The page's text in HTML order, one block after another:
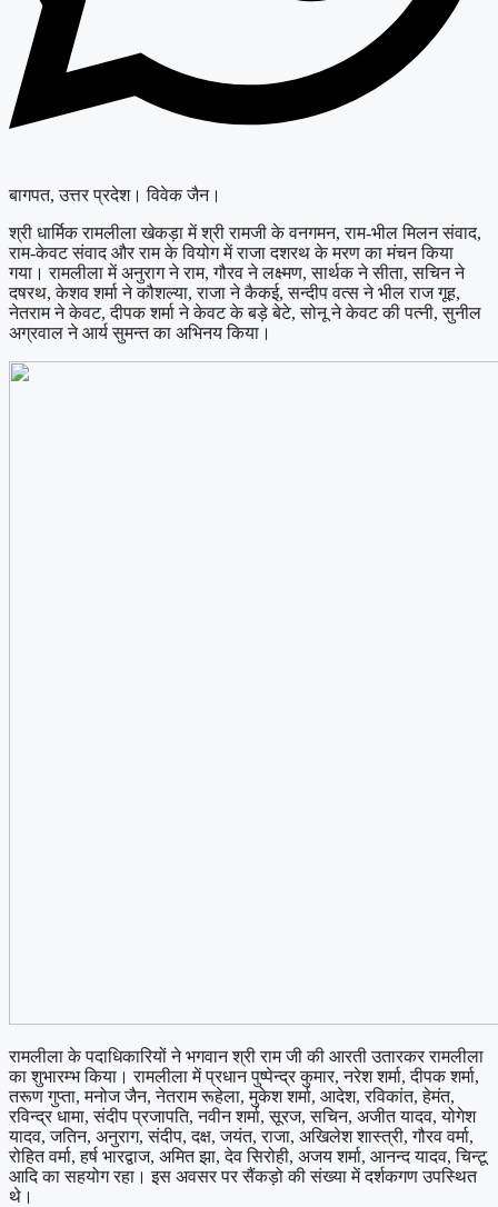
बागपत, उत्तर प्रदेश। विवेक जैन।
श्री धार्मिक रामलीला खेकड़ा में श्री रामजी के वनगमन, राम-भील मिलन संवाद,
राम-केवट संवाद और राम के वियोग में राजा दशरथ के मरण का मंचन किया
गया। रामलीला में अनुराग ने राम, गौरव ने लक्ष्मण, सार्थक ने सीता, सचिन ने
दषरथ, केशव शर्मा ने कौशल्या, राजा ने कैकई, सन्दीप वत्स ने भील राज गूह,
नेतराम ने केवट, दीपक शर्मा ने केवट के बड़े बेटे, सोनू ने केवट की पत्नी, सुनील
अग्रवाल ने आर्य सुमन्त का अभिनय किया।
रामलीला के पदाधिकारियों ने भगवान श्री राम जी की आरती उतारकर रामलीला
का शुभारम्भ किया। रामलीला में प्रधान पुष्पेन्द्र कुमार, नरेश शर्मा, दीपक शर्मा,
तरूण गुप्ता, मनोज जैन, नेतराम रूहेला, मुकेश शर्मा, आदेश, रविकांत, हेमंत,
रविन्द्र धामा, संदीप प्रजापति, नवीन शर्मा, सूरज, सचिन, अजीत यादव, योगेश
यादव, जतिन, अनुराग, संदीप, दक्ष, जयंत, राजा, अखिलेश शास्त्री, गौरव वर्मा,
रोहित वर्मा, हर्ष भारद्वाज, अमित झा, देव सिरोही, अजय शर्मा, आनन्द यादव, चिन्टू
आदि का सहयोग रहा। इस अवसर पर सैंकड़ो की संख्या में दर्शकगण उपस्थित
थे।